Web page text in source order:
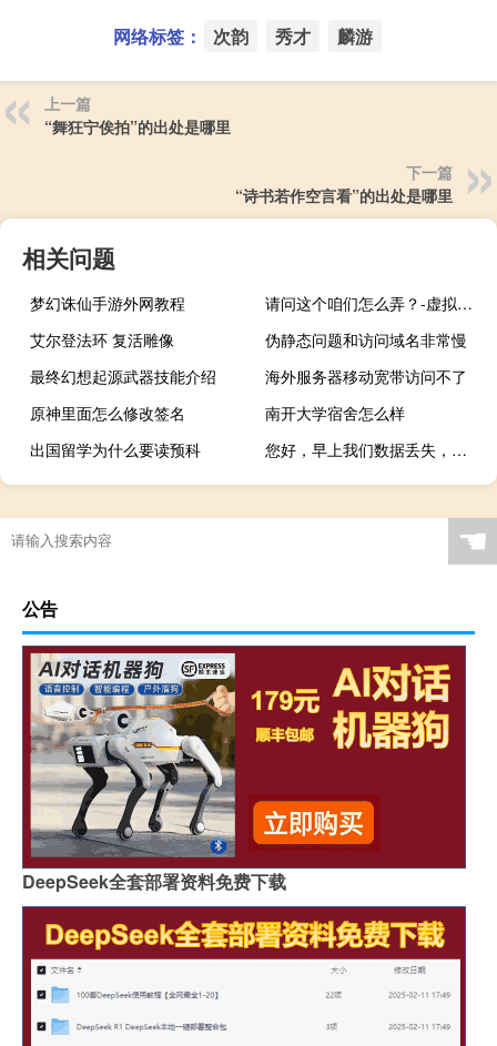
网络标签： 次韵 秀才 麟游
上一篇
“舞狂宁俟拍”的出处是哪里
下一篇
“诗书若作空言看”的出处是哪里
相关问题
梦幻诛仙手游外网教程
请问这个咱们怎么弄？-虚拟主机/数据库问题
艾尔登法环 复活雕像
伪静态问题和访问域名非常慢
最终幻想起源武器技能介绍
海外服务器移动宽带访问不了
原神里面怎么修改签名
南开大学宿舍怎么样
出国留学为什么要读预科
您好，早上我们数据丢失，但是网站能访问，是报错缺失数据库，但
☚
公告
DeepSeek全套部署资料免费下载